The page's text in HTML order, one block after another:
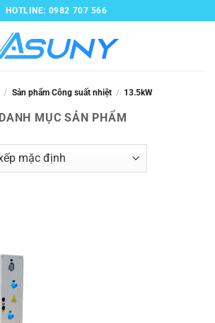
HOTLINE: 0982 707 566
/ Sản phẩm Công suất nhiệt / 13.5kW
DANH MỤC SẢN PHẨM